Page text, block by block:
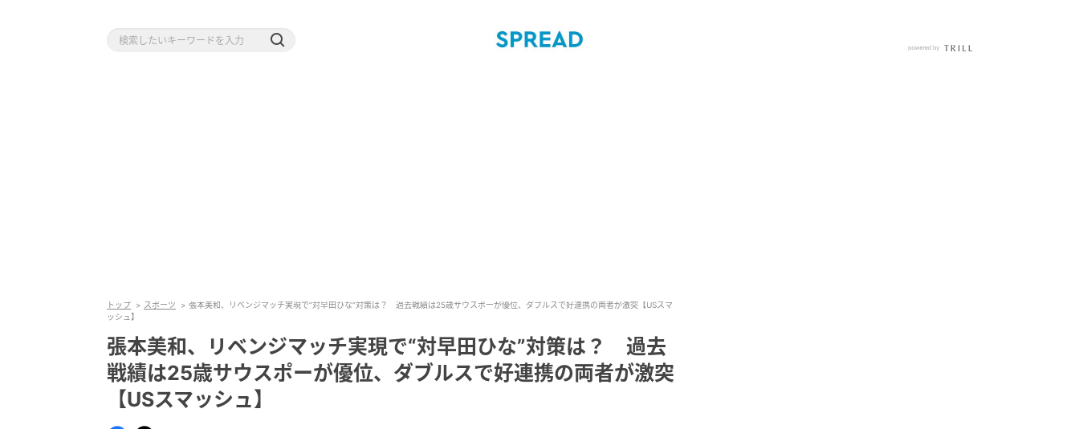
トップ スポーツ
張本美和、リベンジマッチ実現で“対早田ひな”対策は？ 過去戦績は25歳サウスポーが優位、ダブルスで好連携の両者が激突【USスマ
ッシュ】
張本美和、リベンジマッチ実現で“対早田ひな”対策は？ 過去
戦績は25歳サウスポーが優位、ダブルスで好連携の両者が激突
【USスマッシュ】